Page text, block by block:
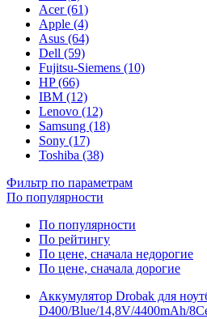
Acer (61)
Apple (4)
Asus (64)
Dell (59)
Fujitsu-Siemens (10)
HP (66)
IBM (12)
Lenovo (12)
Samsung (18)
Sony (17)
Toshiba (38)
Фильтр по параметрам
По популярности
По популярности
По рейтингу
По цене, сначала недорогие
По цене, сначала дорогие
Аккумулятор Drobak для
D400/Blue/14,8V/4400mAh/